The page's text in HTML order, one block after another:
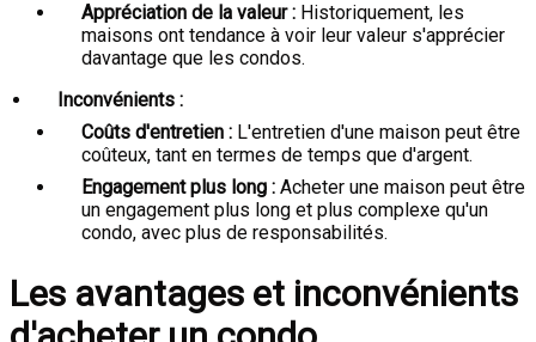
Appréciation de la valeur : Historiquement, les
maisons ont tendance à voir leur valeur s'apprécier
davantage que les condos.
Inconvénients :
Coûts d'entretien : L'entretien d'une maison peut être
coûteux, tant en termes de temps que d'argent.
Engagement plus long : Acheter une maison peut être
un engagement plus long et plus complexe qu'un
condo, avec plus de responsabilités.
Les avantages et inconvénients